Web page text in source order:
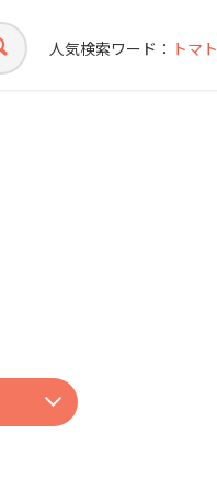
人気検索ワード： トマト